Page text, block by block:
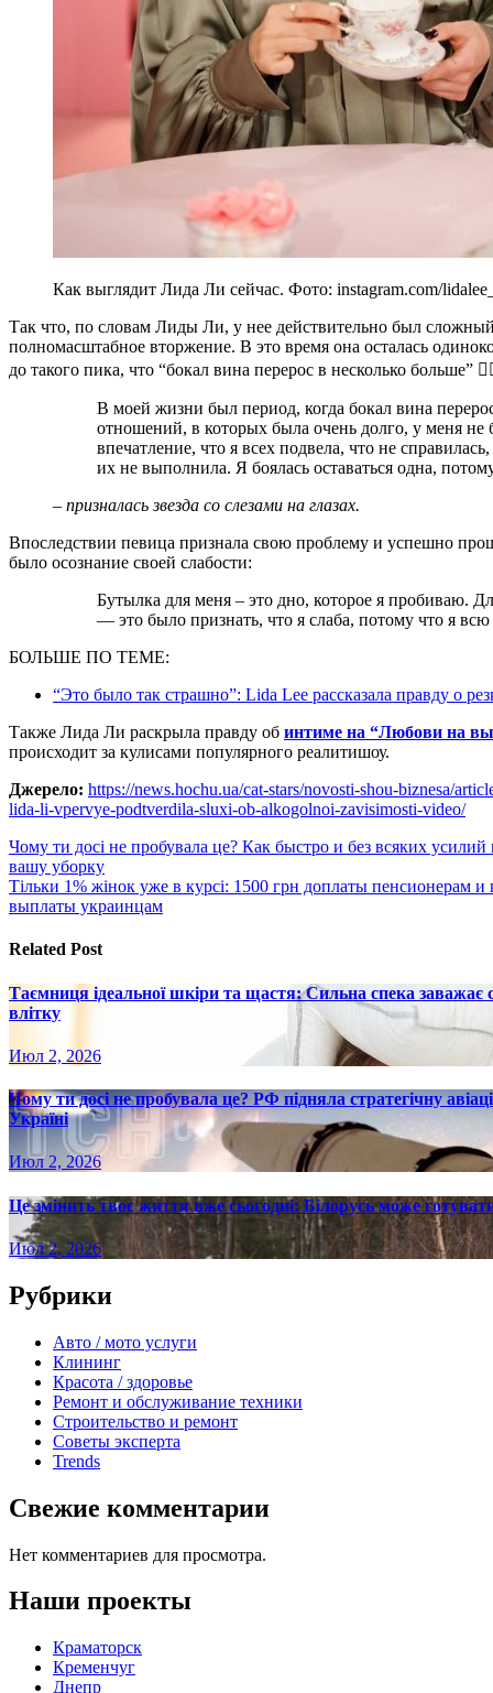
Как выглядит Лида Ли сейчас. Фото: instagram.com/
Так что, по словам Лиды Ли, у нее действительно был
полномасштабное вторжение. В это время она осталась
до такого пика, что “бокал вина перерос в несколько больше”
В моей жизни был период, когда бокал вина перерос в несколько больше. Я вышла из
отношений, в которых была очень долго, у меня
впечатление, что я всех подвела, что не
их не выполнила. Я боялась оставаться одна,
– призналась звезда со слезами на глазах.
Впоследствии певица признала свою проблему и успешно
было осознание своей слабости:
Бутылка для меня – это дно, которое я пробиваю. Для меня это слабость была, а самое ужасное
— это было признать, что я слаба, потому что я
БОЛЬШЕ ПО ТЕМЕ:
“Это было так страшно”: Lida Lee рассказала правду о
Также Лида Ли раскрыла правду об интиме на “Любови на
происходит за кулисами популярного реалитишоу.
Джерело: https://news.hochu.ua/cat-stars/novosti-shou-biznesa/
lida-li-vpervye-podtverdila-sluxi-ob-alkogolnoi-zavisimosti-video/
Навигация
по
записям
Чому ти досі не пробувала це? Как быстро и без всяких
вашу уборку
Тільки 1% жінок уже в курсі: 1500 грн доплаты пенсионерам
выплаты украинцам
Related Post
Таємниця ідеальної шкіри та щастя: Сильна спека
влітку
Июл 2, 2026
Чому ти досі не пробувала це? РФ підняла стратегічну
Україні
Июл 2, 2026
Це змінить твоє життя вже сьогодні: Білорусь може
Июл 2, 2026
Рубрики
Авто / мото услуги
Клининг
Красота / здоровье
Ремонт и обслуживание техники
Строительство и ремонт
Советы эксперта
Trends
Свежие комментарии
Нет комментариев для просмотра.
Наши проекты
Краматорск
Кременчуг
Днепр